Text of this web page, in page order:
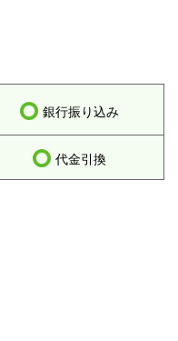
銀行振り込み
代金引換